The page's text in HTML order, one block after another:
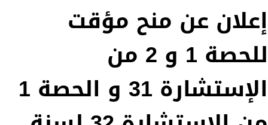
إعلان عن منح مؤقت
للحصة 1 و 2 من
الإستشارة 31 و الحصة 1